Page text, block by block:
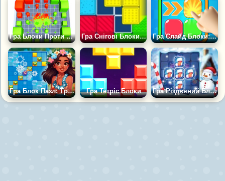
Гра Блоки Проти Блоків Гра Снігові Блоки 2024 Гра Слайд Блоки: Головоломка
Гра Блок Пазл: Тропічна Історія Гра Тетріс Блоки Гра Різдвяний Блок Пазл